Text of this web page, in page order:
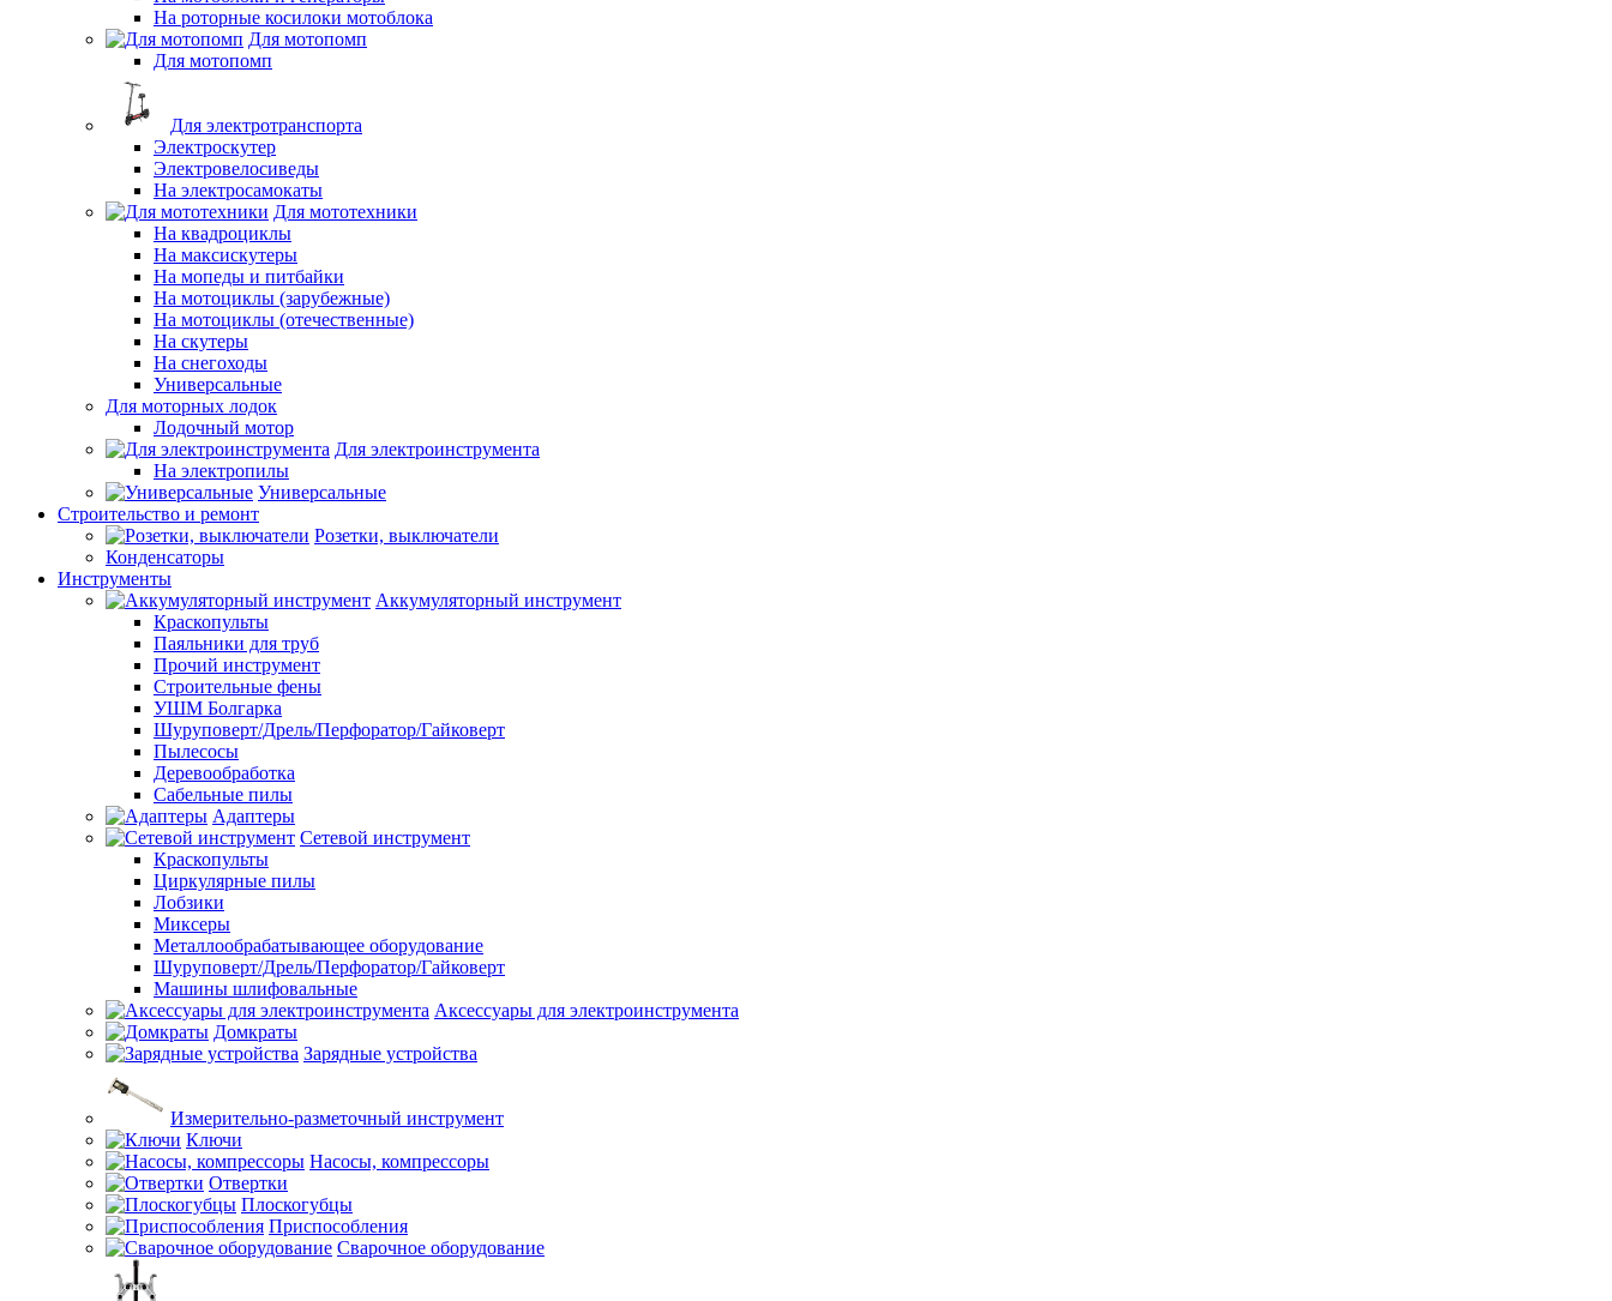
На роторные косилоки мотоблока
Для мотопомп
Для мотопомп
Для электротранспорта
Электроскутер
Электровелосиведы
На электросамокаты
Для мототехники
На квадроциклы
На максискутеры
На мопеды и питбайки
На мотоциклы (зарубежные)
На мотоциклы (отечественные)
На скутеры
На снегоходы
Универсальные
Для моторных лодок
Лодочный мотор
Для электроинструмента
На электропилы
Универсальные
Строительство и ремонт
Розетки, выключатели
Конденсаторы
Инструменты
Аккумуляторный инструмент
Краскопульты
Паяльники для труб
Прочий инструмент
Строительные фены
УШМ Болгарка
Шуруповерт/Дрель/Перфоратор/Гайковерт
Пылесосы
Деревообработка
Сабельные пилы
Адаптеры
Сетевой инструмент
Краскопульты
Циркулярные пилы
Лобзики
Миксеры
Металлообрабатывающее оборудование
Шуруповерт/Дрель/Перфоратор/Гайковерт
Машины шлифовальные
Аксессуары для электроинструмента
Домкраты
Зарядные устройства
Измерительно-разметочный инструмент
Ключи
Насосы, компрессоры
Отвертки
Плоскогубцы
Приспособления
Сварочное оборудование